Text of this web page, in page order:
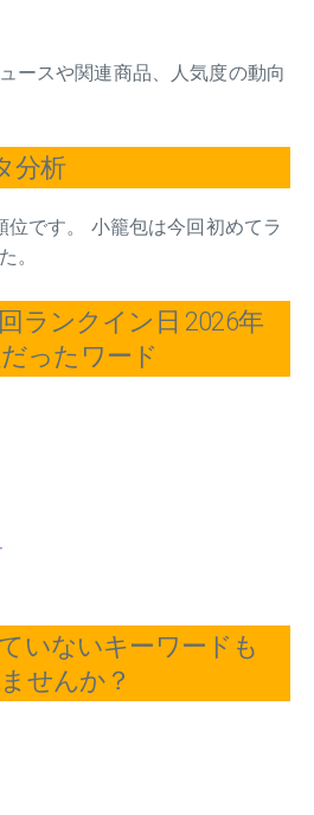
ースや関連商品、人気度の動向
分析
です。 小籠包は今回初めてラ
。
ランクイン日 2026年
ったワード
いないキーワードも
せんか？